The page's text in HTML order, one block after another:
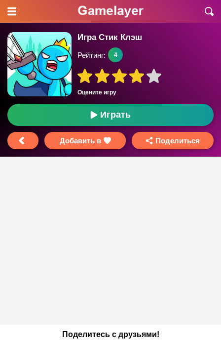
Игра Стик Клэш
Оцените игру
Рейтинг: 4
Играть
Добавить в Поделиться
Поделитесь с друзьями!